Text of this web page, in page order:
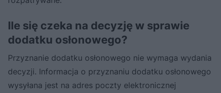
Ile się czeka na decyzję w sprawie
dodatku osłonowego?
Przyznanie dodatku osłonowego nie wymaga wydania
decyzji. Informacja o przyznaniu dodatku osłonowego
wysyłana jest na adres poczty elektronicznej